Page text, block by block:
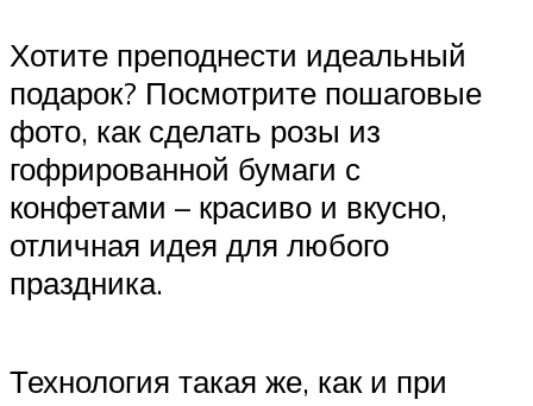
Хотите преподнести идеальный
подарок? Посмотрите пошаговые
фото, как сделать розы из
гофрированной бумаги с
конфетами – красиво и вкусно,
отличная идея для любого
праздника.
Технология такая же, как и при